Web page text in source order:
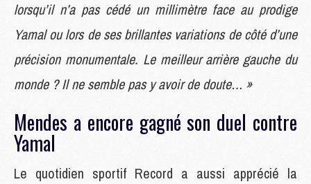
lorsqu’il n’a pas cédé un millimètre face au prodige
Yamal ou lors de ses brillantes variations de côté d’une
précision monumentale. Le meilleur arrière gauche du
monde ? Il ne semble pas y avoir de doute… »
Mendes a encore gagné son duel contre
Yamal
Le quotidien sportif Record a aussi apprécié la